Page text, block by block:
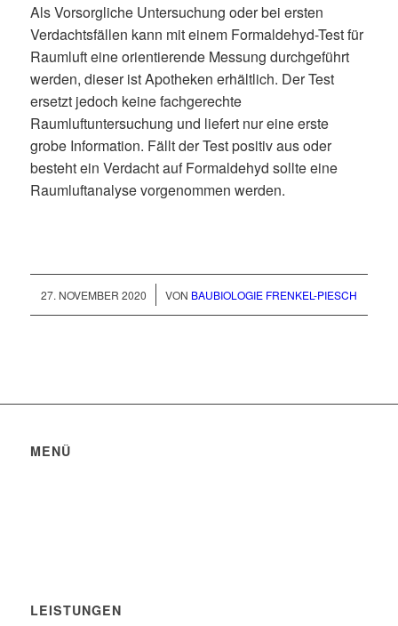
Als Vorsorgliche Untersuchung oder bei ersten
Verdachtsfällen kann mit einem Formaldehyd-Test für
Raumluft eine orientierende Messung durchgeführt
werden, dieser ist Apotheken erhältlich. Der Test
ersetzt jedoch keine fachgerechte
Raumluftuntersuchung und liefert nur eine erste
grobe Information. Fällt der Test positiv aus oder
besteht ein Verdacht auf Formaldehyd sollte eine
Raumluftanalyse vorgenommen werden.
27. NOVEMBER 2020
/ VON BAUBIOLOGIE FRENKEL-PIESCH
MENÜ
LEISTUNGEN